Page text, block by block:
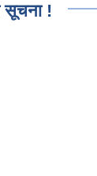
सूचना !